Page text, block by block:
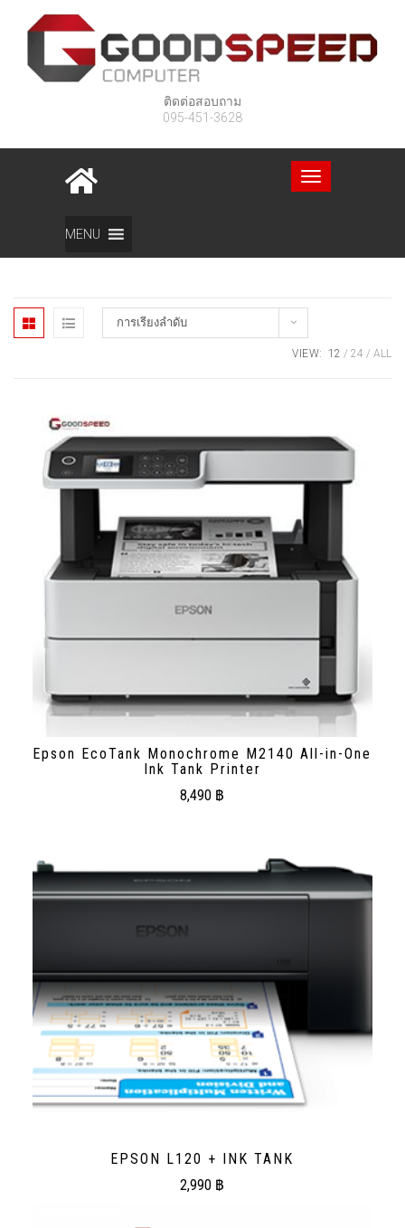
ติดต่อสอบถาม
095-451-3628
Toggle
navigation
MENU
สินค้า
การเรียงลำดับ
VIEW: 12 24 ALL
Epson EcoTank Monochrome M2140 All-in-One
Ink Tank Printer
8,490 ฿
EPSON L120 + INK TANK
2,990 ฿